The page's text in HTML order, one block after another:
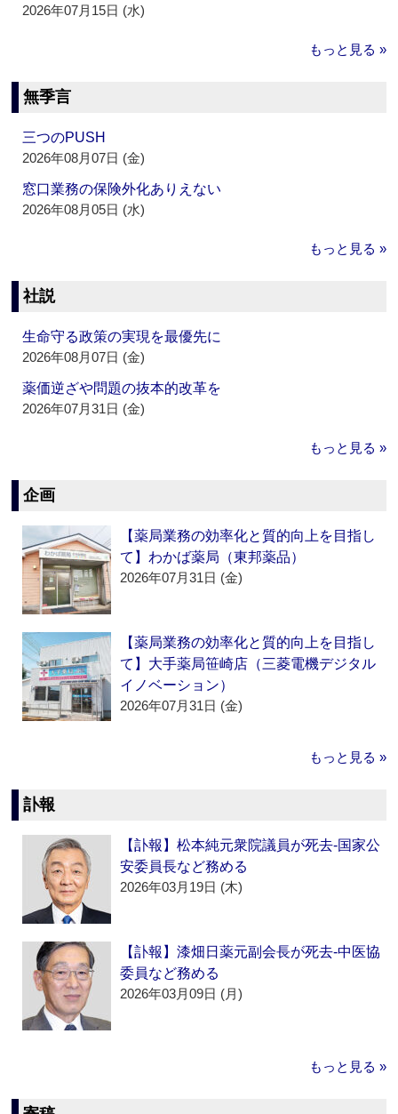
2026年07月15日 (水)
もっと見る »
無季言
三つのPUSH
2026年08月07日 (金)
窓口業務の保険外化ありえない
2026年08月05日 (水)
もっと見る »
社説
生命守る政策の実現を最優先に
2026年08月07日 (金)
薬価逆ざや問題の抜本的改革を
2026年07月31日 (金)
もっと見る »
企画
【薬局業務の効率化と質的向上を目指し
て】わかば薬局（東邦薬品）
2026年07月31日 (金)
【薬局業務の効率化と質的向上を目指し
て】大手薬局笹崎店（三菱電機デジタル
イノベーション）
2026年07月31日 (金)
もっと見る »
訃報
【訃報】松本純元衆院議員が死去‐国家公
安委員長など務める
2026年03月19日 (木)
【訃報】漆畑日薬元副会長が死去‐中医協
委員など務める
2026年03月09日 (月)
もっと見る »